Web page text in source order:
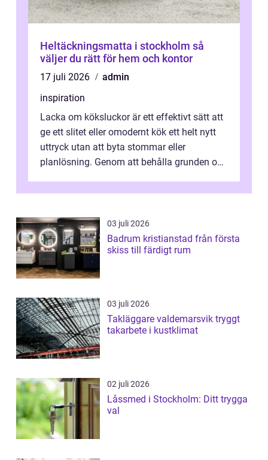
Heltäckningsmatta i stockholm så
väljer du rätt för hem och kontor
17 juli 2026
admin
inspiration
Lacka om köksluckor är ett effektivt sätt att
ge ett slitet eller omodernt kök ett helt nytt
uttryck utan att byta stommar eller
planlösning. Genom att behålla grunden och
03 juli 2026
Badrum kristianstad från första
skiss till färdigt rum
03 juli 2026
Takläggare valdemarsvik tryggt
takarbete i kustklimat
02 juli 2026
Låssmed i Stockholm: Ditt trygga
val